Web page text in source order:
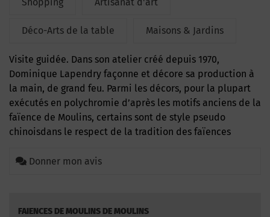
Déco-Arts de la table Maisons & Jardins
Visite guidée. Dans son atelier créé depuis 1970,
Dominique Lapendry façonne et décore sa production à
la main, de grand feu. Parmi les décors, pour la plupart
exécutés en polychromie d’après les motifs anciens de la
faïence de Moulins, certains sont de style pseudo
chinoisdans le respect de la tradition des faïences
Donner mon avis
FAIENCES DE MOULINS DE MOULINS